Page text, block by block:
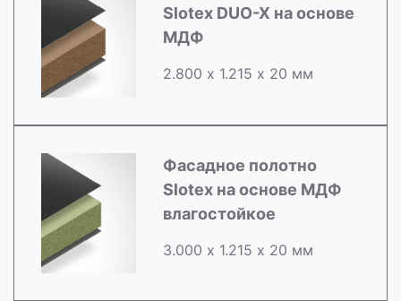
Slotex DUO-X на основе
МДФ
2.800 х 1.215 х 20 мм
Фасадное полотно
Slotex на основе МДФ
влагостойкое
3.000 х 1.215 х 20 мм